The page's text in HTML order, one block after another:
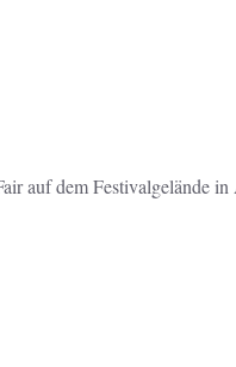
auf dem Festivalgelände